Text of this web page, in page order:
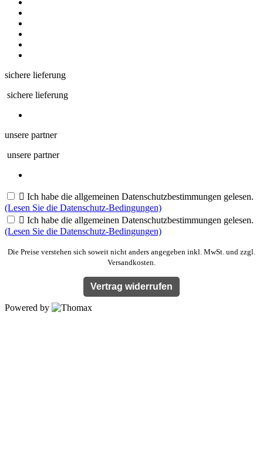
sichere lieferung
sichere lieferung
unsere partner
unsere partner
 Ich habe die allgemeinen Datenschutzbestimmungen gelesen.
(Lesen Sie die Datenschutz-Bedingungen)
 Ich habe die allgemeinen Datenschutzbestimmungen gelesen.
(Lesen Sie die Datenschutz-Bedingungen)
Die Preise verstehen sich soweit nicht anders angegeben inkl. MwSt. und zzgl.
Versandkosten.
Vertrag widerrufen
Powered by